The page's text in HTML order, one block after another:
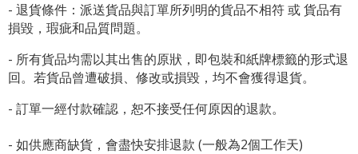
- 退貨條件：派送貨品與訂單所列明的貨品不相符 或 貨品有
損毀，瑕疵和品質問題。
- 所有貨品均需以其出售的原狀，即包裝和紙牌標籤的形式退
回。若貨品曾遭破損、修改或損毀，均不會獲得退貨。
- 訂單一經付款確認，恕不接受任何原因的退款。
- 如供應商缺貨，會盡快安排退款 (一般為2個工作天)